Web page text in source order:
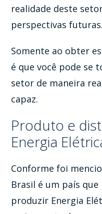
realidade deste
perspectivas futuras.
Somente ao obter
é que você pode se
setor de maneira
capaz.
Produto e
Energia
Conforme foi
Brasil é um país
produzir Energia